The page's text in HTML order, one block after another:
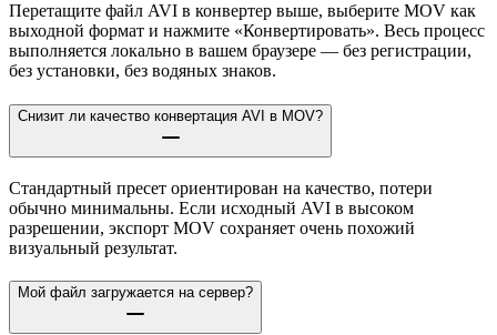
Перетащите файл AVI в конвертер выше, выберите MOV как
выходной формат и нажмите «Конвертировать». Весь процесс
выполняется локально в вашем браузере — без регистрации,
без установки, без водяных знаков.
Снизит ли качество конвертация AVI в MOV?
Стандартный пресет ориентирован на качество, потери
обычно минимальны. Если исходный AVI в высоком
разрешении, экспорт MOV сохраняет очень похожий
визуальный результат.
Мой файл загружается на сервер?